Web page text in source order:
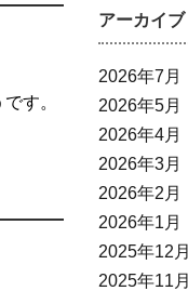
す。
アーカイブ
2026年7月
2026年5月
2026年4月
2026年3月
2026年2月
2026年1月
2025年12月
2025年11月